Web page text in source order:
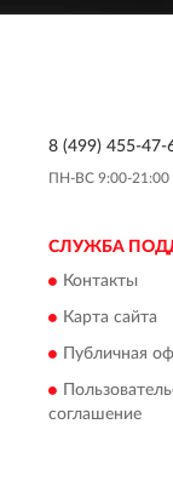
8 (499) 455-47-
ПН-ВС 9:00-21:00
СЛУЖБА
Контакты
Карта сайта
Публичная
соглашение